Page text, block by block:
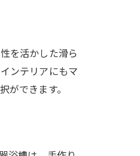
を活かした滑ら
ンテリアにもマ
できます。